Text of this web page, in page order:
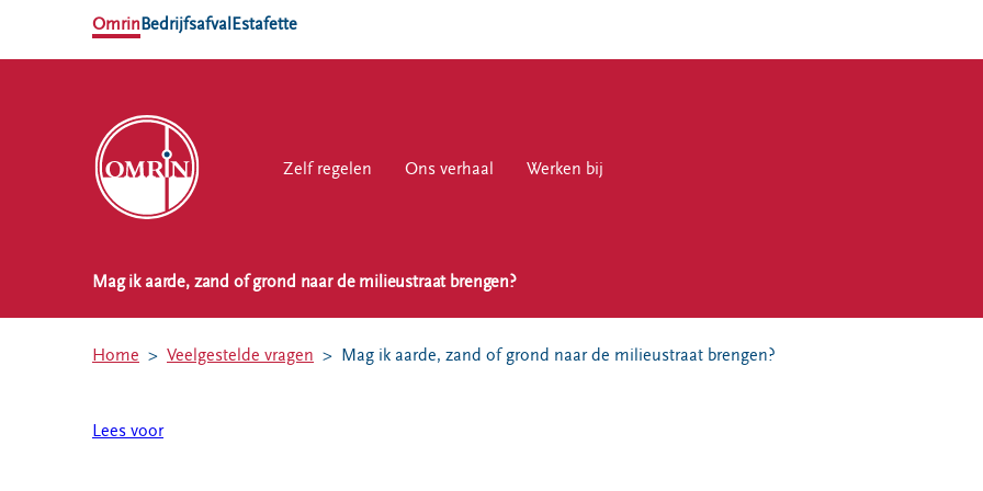
OmrinBedrijfsafval Estafette
Zelf regelen Ons verhaal Werken bij
Zelf regelen Ons verhaal Werken bij
EN
verhaal
bij
Mag ik aarde, zand of grond naar de milieustraat brengen?
Home Veelgestelde vragen Mag ik aarde, zand of grond naar de milieustraat brengen?
Lees voor